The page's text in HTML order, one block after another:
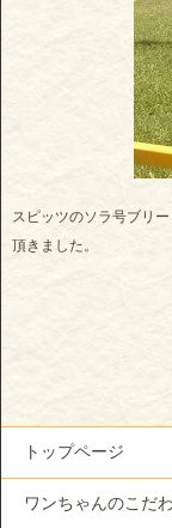
スピッツのソラ号ブリ
頂きました。
トップページ
ワンちゃんのこだ